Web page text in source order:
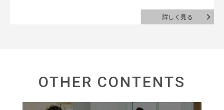
詳しく見る
OTHER CONTENTS